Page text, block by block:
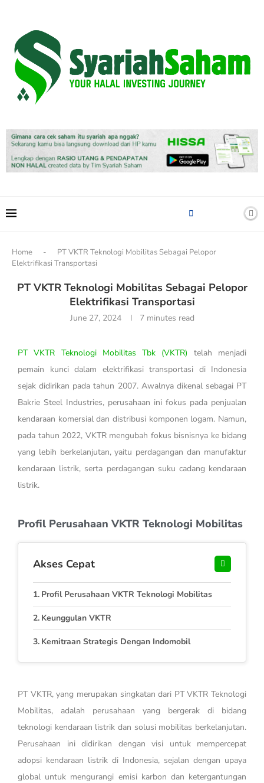
Home -
PT VKTR Teknologi Mobilitas Sebagai Pelopor
Elektrifikasi Transportasi
PT VKTR Teknologi Mobilitas Sebagai Pelopor
Elektrifikasi Transportasi
June 27, 2024 7 minutes read
PT VKTR Teknologi Mobilitas Tbk (VKTR) telah menjadi
pemain kunci dalam elektrifikasi transportasi di Indonesia
sejak didirikan pada tahun 2007. Awalnya dikenal sebagai PT
Bakrie Steel Industries, perusahaan ini fokus pada penjualan
kendaraan komersial dan distribusi komponen logam. Namun,
pada tahun 2022, VKTR mengubah fokus bisnisnya ke bidang
yang lebih berkelanjutan, yaitu perdagangan dan manufaktur
kendaraan listrik, serta perdagangan suku cadang kendaraan
listrik.
Profil Perusahaan VKTR Teknologi Mobilitas
Akses Cepat
Profil Perusahaan VKTR Teknologi Mobilitas
Keunggulan VKTR
Kemitraan Strategis Dengan Indomobil
PT VKTR, yang merupakan singkatan dari PT VKTR Teknologi
Mobilitas, adalah perusahaan yang bergerak di bidang
teknologi kendaraan listrik dan solusi mobilitas berkelanjutan.
Perusahaan ini didirikan dengan visi untuk mempercepat
adopsi kendaraan listrik di Indonesia, sejalan dengan upaya
global untuk mengurangi emisi karbon dan ketergantungan